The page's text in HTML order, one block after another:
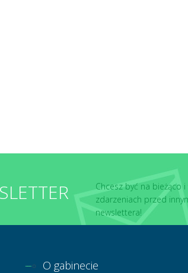
Chcesz być na bieżąco
zdarzeniach przed
newslettera!
O gabinecie